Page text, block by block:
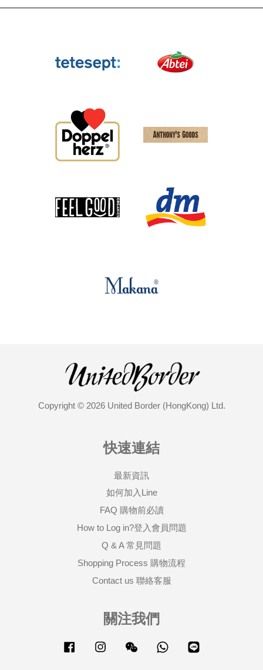
Copyright © 2026 United Border (HongKong) Ltd.
快速連結
最新資訊
如何加入Line
FAQ 購物前必讀
How to Log in?登入會員問題
Q & A 常見問題
Shopping Process 購物流程
Contact us 聯絡客服
關注我們
Facebook Instagram Wechat Whatsapp